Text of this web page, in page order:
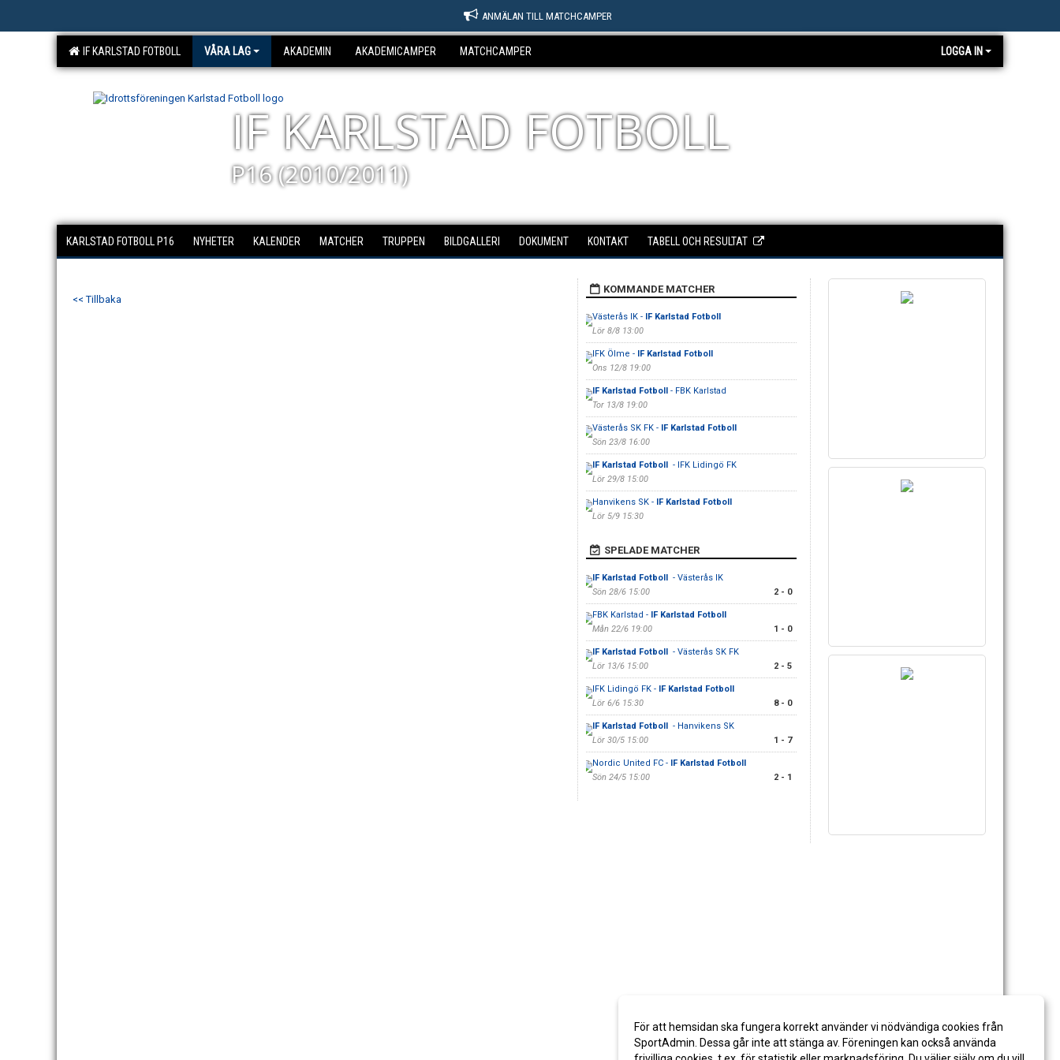
ANMÄLAN TILL MATCHCAMPER
IF KARLSTAD FOTBOLL VÅRA LAG AKADEMIN AKADEMICAMPER MATCHCAMPER LOGGA IN
IF KARLSTAD FOTBOLL
P16 (2010/2011)
KARLSTAD FOTBOLL P16 NYHETER KALENDER MATCHER TRUPPEN BILDGALLERI DOKUMENT KONTAKT TABELL OCH RESULTAT
<< Tillbaka
KOMMANDE MATCHER
Västerås IK - IF Karlstad Fotboll
Lör 8/8 13:00
IFK Ölme - IF Karlstad Fotboll
Ons 12/8 19:00
IF Karlstad Fotboll- FBK Karlstad
Tor 13/8 19:00
Västerås SK FK - IF Karlstad Fotboll
Sön 23/8 16:00
IF Karlstad Fotboll - IFK Lidingö FK
Lör 29/8 15:00
Hanvikens SK - IF Karlstad Fotboll
Lör 5/9 15:30
SPELADE MATCHER
IF Karlstad Fotboll - Västerås IK
Sön 28/6 15:00
2 - 0
FBK Karlstad - IF Karlstad Fotboll
Mån 22/6 19:00
1 - 0
IF Karlstad Fotboll - Västerås SK FK
Lör 13/6 15:00
2 - 5
IFK Lidingö FK - IF Karlstad Fotboll
Lör 6/6 15:30
8 - 0
IF Karlstad Fotboll - Hanvikens SK
Lör 30/5 15:00
1 - 7
Nordic United FC - IF Karlstad Fotboll
Sön 24/5 15:00
2 - 1
För att hemsidan ska fungera korrekt använder vi nödvändiga cookies från
SportAdmin. Dessa går inte att stänga av. Föreningen kan också använda